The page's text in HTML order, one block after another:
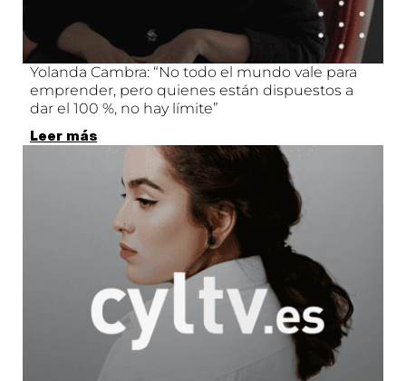
Yolanda Cambra: “No todo el mundo vale para
emprender, pero quienes están dispuestos a
dar el 100 %, no hay límite”
Leer más